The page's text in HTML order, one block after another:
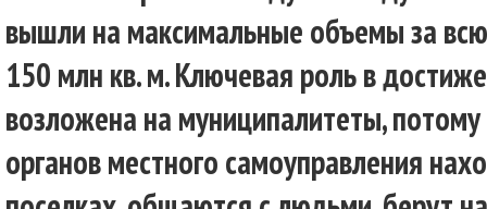
вышли на максимальные объемы за
150 млн кв. м. Ключевая роль в
возложена на муниципалитеты,
органов местного самоуправления